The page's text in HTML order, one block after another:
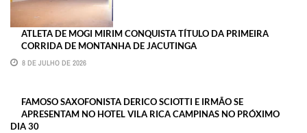
ATLETA DE MOGI MIRIM CONQUISTA TÍTULO DA PRIMEIRA
CORRIDA DE MONTANHA DE JACUTINGA
8 DE JULHO DE 2026
FAMOSO SAXOFONISTA DERICO SCIOTTI E IRMÃO SE
APRESENTAM NO HOTEL VILA RICA CAMPINAS NO PRÓXIMO
DIA 30